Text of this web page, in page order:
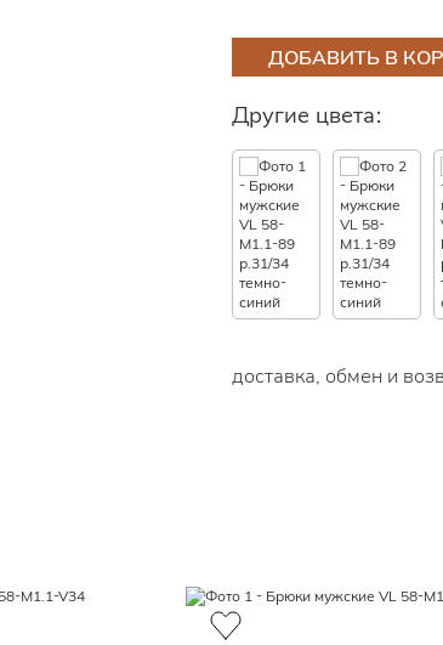
ДОБАВИТЬ В
Другие цвета:
доставка, обмен и